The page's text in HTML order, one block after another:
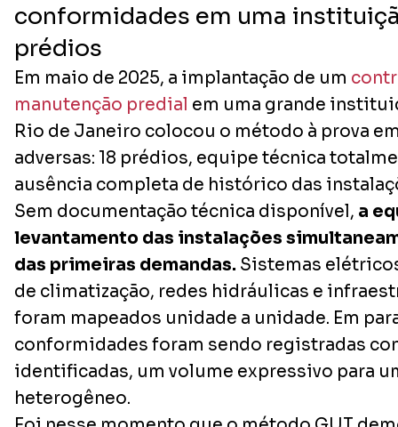
conformidades em uma
prédios
Em maio de 2025, a implantação de um
manutenção predial em uma grande
Rio de Janeiro colocou o método à prova
adversas: 18 prédios, equipe técnica
ausência completa de histórico das
Sem documentação técnica disponível, a
levantamento das instalações
das primeiras demandas. Sistemas
de climatização, redes hidráulicas e
foram mapeados unidade a unidade. Em
conformidades foram sendo registradas
identificadas, um volume expressivo para
heterogêneo.